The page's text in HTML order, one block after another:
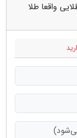
واقعا طلا